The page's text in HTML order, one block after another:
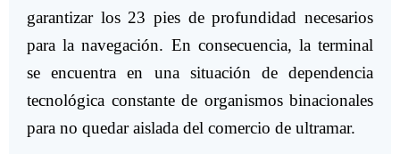
garantizar los 23 pies de profundidad necesarios
para la navegación. En consecuencia, la terminal
se encuentra en una situación de dependencia
tecnológica constante de organismos binacionales
para no quedar aislada del comercio de ultramar.